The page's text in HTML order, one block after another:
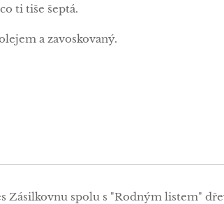
ti tiše šeptá.
a zavoskovaný.
Zásilkovnu spolu s "Rodným listem"